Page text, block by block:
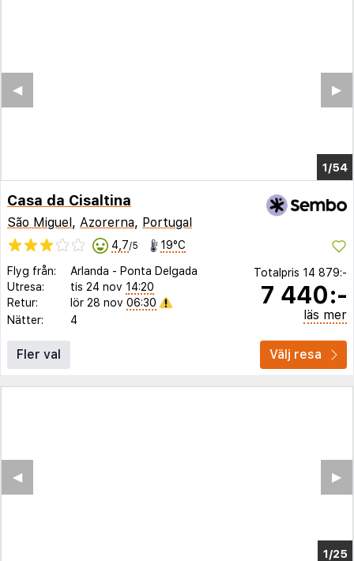
1/50
▶︎
◀︎
Casa da Cisaltina
São Miguel, Azorerna, Portugal
4,7/5 19°C
Flyg från: Arlanda - Ponta Delgada
Utresa:
tis 24 nov 14:20
Retur:
lör 28 nov 06:30
Nätter:
4
Totalpris 14 879:-
7 440:-
läs mer
Fler val Välj resa
1/21
▶︎
◀︎